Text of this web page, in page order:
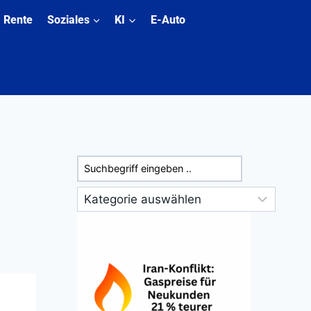
Rente Soziales KI E-Auto
Suchen
Kategorien